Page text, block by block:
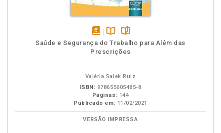
disponível
em
Disponível
na
páginas
Saúde e Segurança do Trabalho para Além das
Prescrições
Valéria Salek Ruiz
ISBN: 978655605485-8
Páginas: 144
Publicado em: 11/02/2021
VERSÃO IMPRESSA